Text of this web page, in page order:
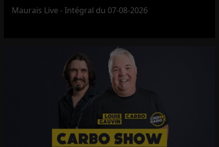
Maurais Live - Intégral du 07-08-2026